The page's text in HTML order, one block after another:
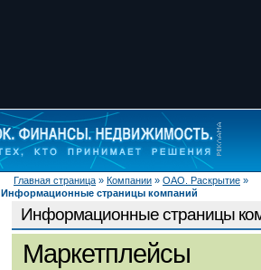
Главная страница » Компании » ОАО. Раскрытие »
Информационные страницы компаний
Информационные страницы
Маркетплейсы